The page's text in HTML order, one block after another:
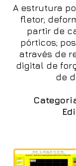
A estrutura
fletor;
partir de
pórticos;
através de
digital de
de